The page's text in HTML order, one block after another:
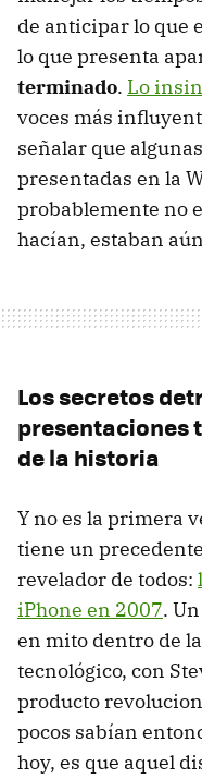
de anticipar lo que
lo que presenta
terminado. Lo
voces más
señalar que
presentadas en la
probablemente no
hacían, estaban
Los secretos
presentaciones
de la historia
Y no es la primera
tiene un
revelador de todos:
iPhone en 2007.
en mito dentro de
tecnológico, con
producto
pocos sabían
hoy, es que aquel